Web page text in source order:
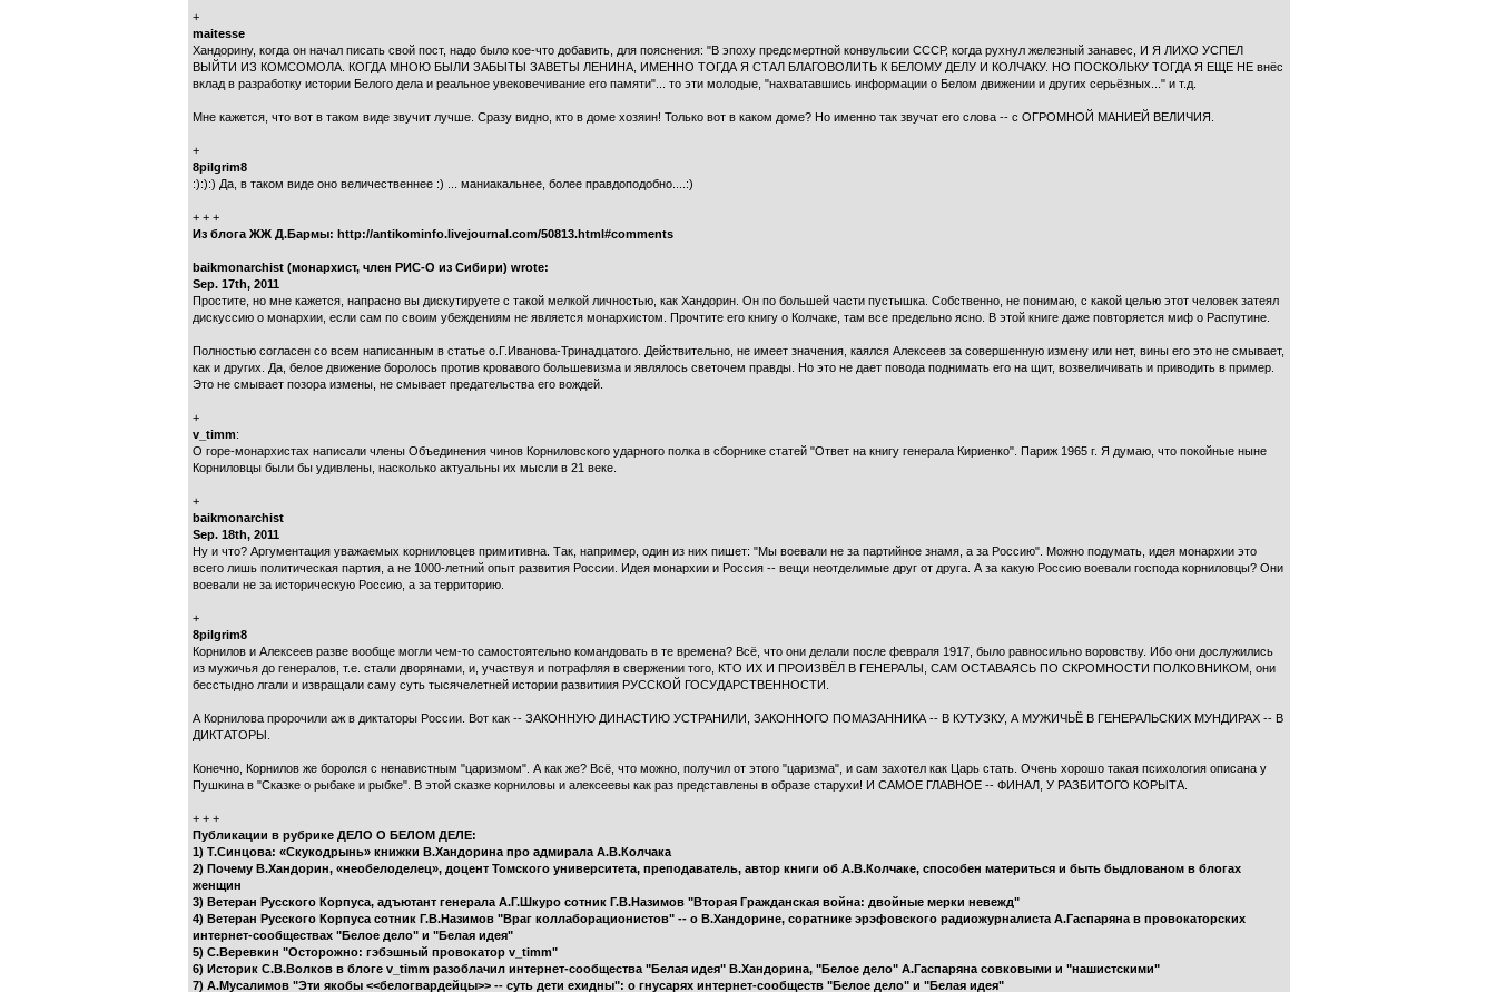
+
maitesse
Хандорину, когда он начал писать свой пост, надо было кое-что добавить, для пояснения: "В эпоху предсмертной конвульсии СССР, когда рухнул железный занавес, И Я ЛИХО УСПЕЛ
ВЫЙТИ ИЗ КОМСОМОЛА. КОГДА МНОЮ БЫЛИ ЗАБЫТЫ ЗАВЕТЫ ЛЕНИНА, ИМЕННО ТОГДА Я СТАЛ БЛАГОВОЛИТЬ К БЕЛОМУ ДЕЛУ И КОЛЧАКУ. НО ПОСКОЛЬКУ ТОГДА Я ЕЩЕ НЕ внёс
вклад в разработку истории Белого дела и реальное увековечивание его памяти"... то эти молодые, "нахватавшись информации о Белом движении и других серьёзных..." и т.д.
Мне кажется, что вот в таком виде звучит лучше. Сразу видно, кто в доме хозяин! Только вот в каком доме? Но именно так звучат его слова -- с ОГРОМНОЙ МАНИЕЙ ВЕЛИЧИЯ.
+
8pilgrim8
:):):) Да, в таком виде оно величественнее :) ... маниакальнее, более правдоподобно....:)
+ + +
Из блога ЖЖ Д.Бармы: http://antikominfo.livejournal.com/50813.html#comments
baikmonarchist (монархист, член РИС-О из Сибири) wrote:
Sep. 17th, 2011
Простите, но мне кажется, напрасно вы дискутируете с такой мелкой личностью, как Хандорин. Он по большей части пустышка. Собственно, не понимаю, с какой целью этот человек затеял
дискуссию о монархии, если сам по своим убеждениям не является монархистом. Прочтите его книгу о Колчаке, там все предельно ясно. В этой книге даже повторяется миф о Распутине.
Полностью согласен со всем написанным в статье о.Г.Иванова-Тринадцатого. Действительно, не имеет значения, каялся Алексеев за совершенную измену или нет, вины его это не смывает,
как и других. Да, белое движение боролось против кровавого большевизма и являлось светочем правды. Но это не дает повода поднимать его на щит, возвеличивать и приводить в пример.
Это не смывает позора измены, не смывает предательства его вождей.
+
v_timm:
О горе-монархистах написали члены Объединения чинов Корниловского ударного полка в сборнике статей "Ответ на книгу генерала Кириенко". Париж 1965 г. Я думаю, что покойные ныне
Корниловцы были бы удивлены, насколько актуальны их мысли в 21 веке.
+
baikmonarchist
Sep. 18th, 2011
Ну и что? Аргументация уважаемых корниловцев примитивна. Так, например, один из них пишет: "Мы воевали не за партийное знамя, а за Россию". Можно подумать, идея монархии это
всего лишь политическая партия, а не 1000-летний опыт развития России. Идея монархии и Россия -- вещи неотделимые друг от друга. А за какую Россию воевали господа корниловцы? Они
воевали не за историческую Россию, а за территорию.
+
8pilgrim8
Корнилов и Алексеев разве вообще могли чем-то самостоятельно командовать в те времена? Всё, что они делали после февраля 1917, было равносильно воровству. Ибо они дослужились
из мужичья до генералов, т.е. стали дворянами, и, участвуя и потрафляя в свержении того, КТО ИХ И ПРОИЗВЁЛ В ГЕНЕРАЛЫ, САМ ОСТАВАЯСЬ ПО СКРОМНОСТИ ПОЛКОВНИКОМ, они
бесстыдно лгали и извращали саму суть тысячелетней истории развитиия РУССКОЙ ГОСУДАРСТВЕННОСТИ.
А Корнилова пророчили аж в диктаторы России. Вот как -- ЗАКОННУЮ ДИНАСТИЮ УСТРАНИЛИ, ЗАКОННОГО ПОМАЗАННИКА -- В КУТУЗКУ, А МУЖИЧЬЁ В ГЕНЕРАЛЬСКИХ МУНДИРАХ -- В
ДИКТАТОРЫ.
Конечно, Корнилов же боролся с ненавистным "царизмом". А как же? Всё, что можно, получил от этого "царизма", и сам захотел как Царь стать. Очень хорошо такая психология описана у
Пушкина в "Сказке о рыбаке и рыбке". В этой сказке корниловы и алексеевы как раз представлены в образе старухи! И САМОЕ ГЛАВНОЕ -- ФИНАЛ, У РАЗБИТОГО КОРЫТА.
+ + +
Публикации в рубрике ДЕЛО О БЕЛОМ ДЕЛЕ:
1) Т.Синцова: «Скукодрынь» книжки В.Хандорина про адмирала А.В.Колчака
2) Почему В.Хандорин, «необелоделец», доцент Томского университета, преподаватель, автор книги об А.В.Колчаке, способен материться и быть быдлованом в блогах
женщин
3) Ветеран Русского Корпуса, адъютант генерала А.Г.Шкуро сотник Г.В.Назимов "Вторая Гражданская война: двойные мерки невежд"
4) Ветеран Русского Корпуса сотник Г.В.Назимов "Враг коллаборационистов" -- о В.Хандорине, соратнике эрэфовского радиожурналиста А.Гаспаряна в провокаторских
интернет-сообществах "Белое дело" и "Белая идея"
5) С.Веревкин "Осторожно: гэбэшный провокатор v_timm"
6) Историк С.В.Волков в блоге v_timm разоблачил интернет-сообщества "Белая идея" В.Хандорина, "Белое дело" А.Гаспаряна совковыми и "нашистскими"
7) А.Мусалимов "Эти якобы <<белогвардейцы>> -- суть дети ехидны": о гнусарях интернет-сообществ "Белое дело" и "Белая идея"